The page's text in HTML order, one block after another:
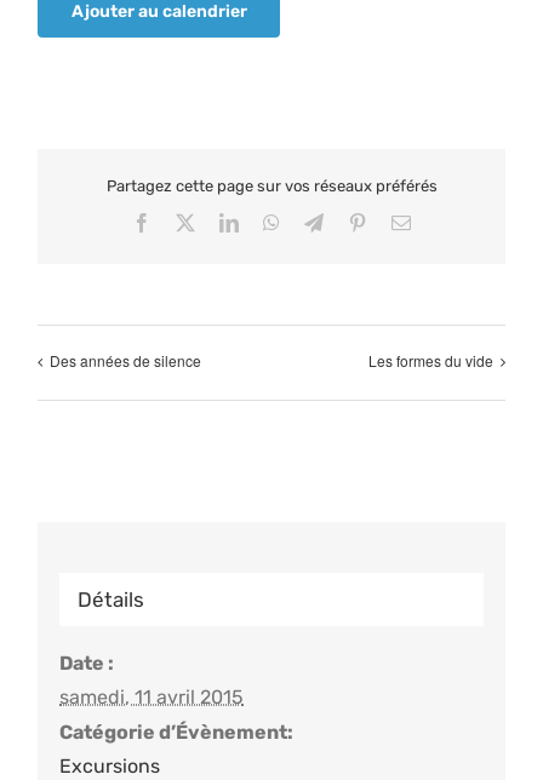
Ajouter au calendrier
Partagez cette page sur vos réseaux préférés
Facebook LinkedInWhatsApp
TelegramPinterestEmail
Des années de silence Les formes du vide
Détails
Date :
samedi, 11 avril 2015
Catégorie d’Évènement:
Excursions